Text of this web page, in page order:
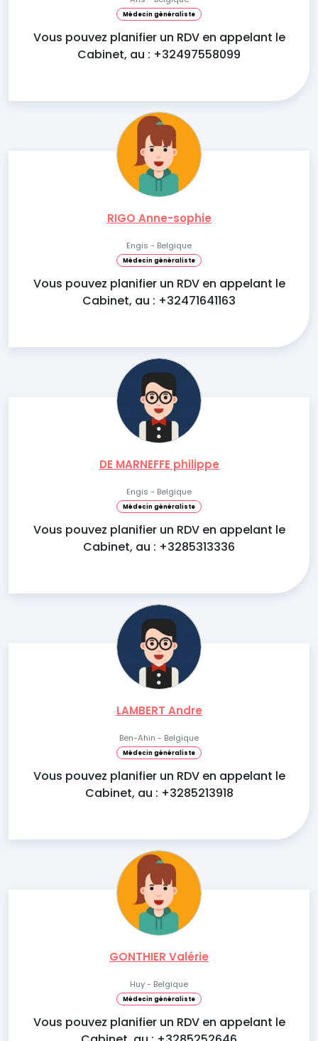
Médecin généraliste
Vous pouvez planifier un RDV en appelant le
Cabinet, au : +32497558099
RIGO Anne-sophie
Engis - Belgique
Médecin généraliste
Vous pouvez planifier un RDV en appelant le
Cabinet, au : +32471641163
DE MARNEFFE philippe
Engis - Belgique
Médecin généraliste
Vous pouvez planifier un RDV en appelant le
Cabinet, au : +3285313336
LAMBERT Andre
Ben-Ahin - Belgique
Médecin généraliste
Vous pouvez planifier un RDV en appelant le
Cabinet, au : +3285213918
GONTHIER Valérie
Huy - Belgique
Médecin généraliste
Vous pouvez planifier un RDV en appelant le